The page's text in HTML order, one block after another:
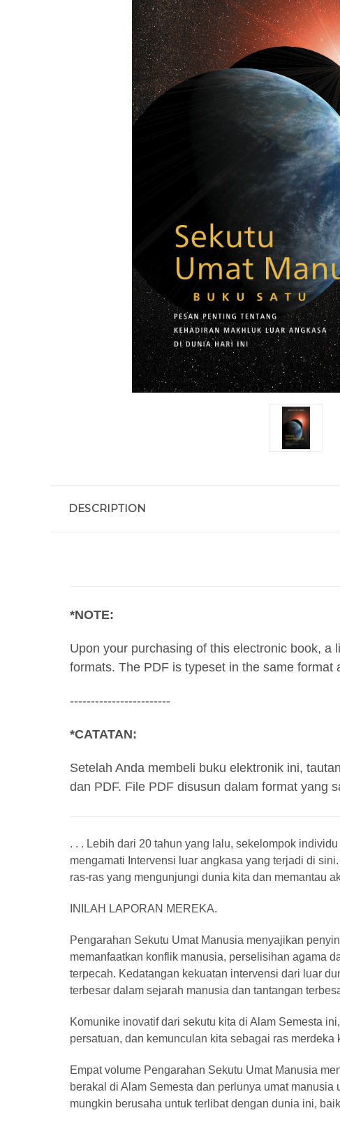
DESCRIPTION
*NOTE:
Upon your purchasing of this electronic book,
formats. The PDF is typeset in the same
------------------------
*CATATAN:
Setelah Anda membeli buku elektronik ini,
dan PDF. File PDF disusun dalam format yang
. . . Lebih dari 20 tahun yang lalu, sekelompok
mengamati Intervensi luar angkasa yang terjadi di
ras-ras yang mengunjungi dunia kita dan memantau
INILAH LAPORAN MEREKA.
Pengarahan Sekutu Umat Manusia menyajikan
memanfaatkan konflik manusia, perselisihan agama
terpecah. Kedatangan kekuatan intervensi dari luar
terbesar dalam sejarah manusia dan tantangan
Komunike inovatif dari sekutu kita di Alam Semesta
persatuan, dan kemunculan kita sebagai ras
Empat volume Pengarahan Sekutu Umat Manusia
berakal di Alam Semesta dan perlunya umat
mungkin berusaha untuk terlibat dengan dunia ini,